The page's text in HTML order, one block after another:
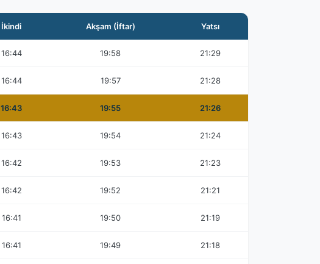
İkindi Akşam (İftar) Yatsı
16:44 19:58 21:29
16:44 19:57 21:28
16:43 19:55 21:26
16:43 19:54 21:24
16:42 19:53 21:23
16:42 19:52 21:21
16:41 19:50 21:19
16:41 19:49 21:18